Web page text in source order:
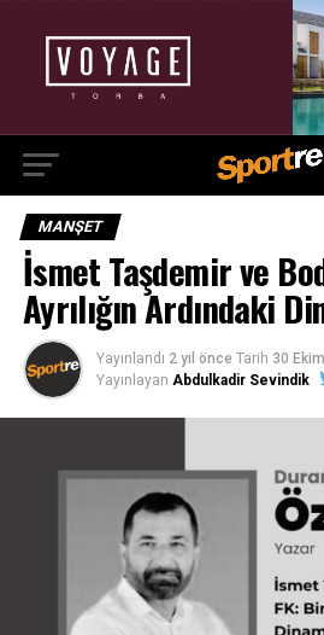
MANŞET
İsmet Taşdemir ve
Ayrılığın Ardındaki
Yayınlandı 2 yıl önce Tarih 30
Yayınlayan Abdulkadir Sevindik